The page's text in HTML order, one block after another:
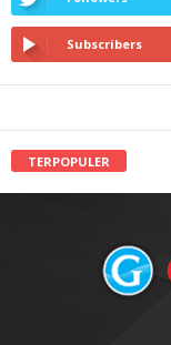
Subscribers
TERPOPULER